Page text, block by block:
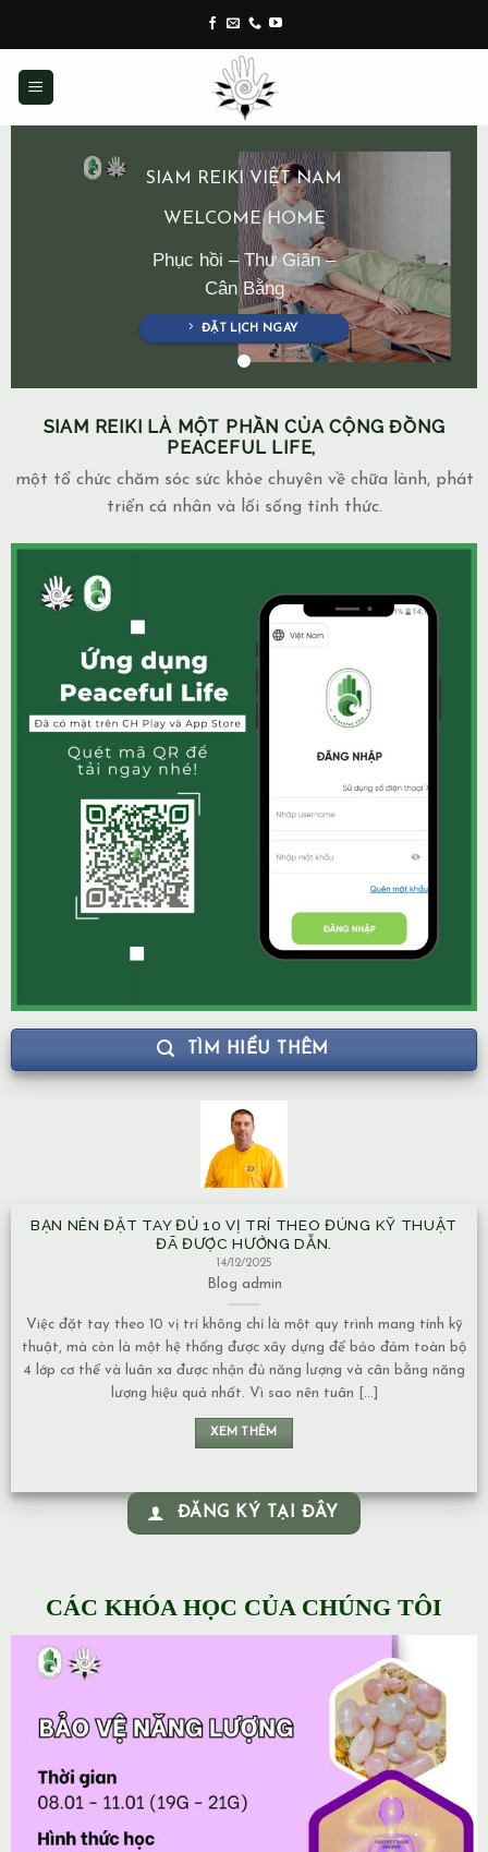
content
SIAM REIKI VIỆT NAM
WELCOME HOME
Phục hồi – Thư Giãn –
Cân Bằng
ĐẶT LỊCH NGAY
SIAM REIKI LÀ MỘT PHẦN CỦA CỘNG ĐỒNG
PEACEFUL LIFE,
một tổ chức chăm sóc sức khỏe chuyên về chữa lành, phát
triển cá nhân và lối sống tỉnh thức.
TÌM HIỂU THÊM
BẠN NÊN ĐẶT TAY ĐỦ 10 VỊ TRÍ THEO ĐÚNG KỸ THUẬT
ĐÃ ĐƯỢC HƯỚNG DẪN.
14/12/2025
Blog admin
Việc đặt tay theo 10 vị trí không chỉ là một quy trình mang tính kỹ
thuật, mà còn là một hệ thống được xây dựng để bảo đảm toàn bộ
4 lớp cơ thể và luân xa được nhận đủ năng lượng và cân bằng năng
lượng hiệu quả nhất. Vì sao nên tuân [...]
XEM THÊM
ĐĂNG KÝ TẠI ĐÂY
CÁC KHÓA HỌC CỦA CHÚNG TÔI